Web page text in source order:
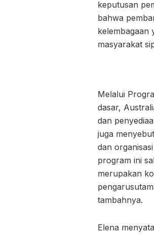
keputusan
bahwa
kelembagaan
masyarakat
Melalui
dasar,
dan
juga
dan
program ini
merupakan
tambahnya.
Elena